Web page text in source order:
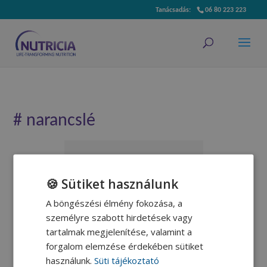
06 80 223 223
# narancslé
Őszibarack leves
Molnár Andrea dietetikus
receptje.
🍪 Sütiket használunk
A böngészési élmény fokozása, a
személyre szabott hirdetések vagy
tartalmak megjelenítése, valamint a
forgalom elemzése érdekében sütiket
használunk. Süti tájékoztató